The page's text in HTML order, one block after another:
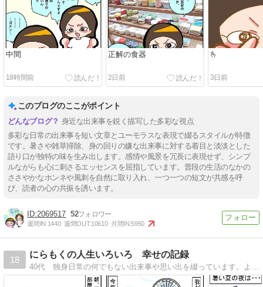
中間
18時間前
正解の食器
2日前
🫰
3日前
このブログのここがポイント
身近な出来事を鋭く描写した多彩な視点
多彩な日常の出来事を短い文章とユーモラスな表現で綴るスタイルが特徴
です。暑さや雑草掃除、身の回りの嫌な出来事に対する着目と淡淡とした
語り口が独特の味を生み出します。感情や風景を冗長に表現せず、シンプ
ルながらも心に刺さるエッセンスを屈指しています。普段の生活のなかの
ささやかなホンネや風刺を自然に取り入れ、一つ一つの短文が共感を呼
び、読者の心の共振を誘います。
2069517 52
週間IN:1440 週間OUT:10610 月間IN:5950
18
にらもくの人生いろいろ 幸せの記録